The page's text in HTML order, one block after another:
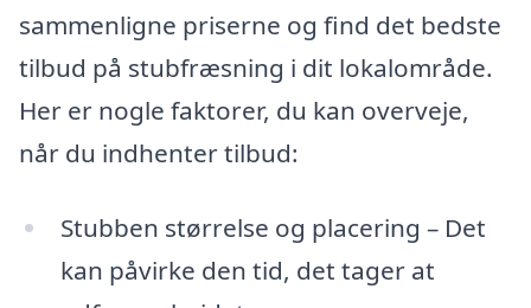
sammenligne priserne og find det bedste
tilbud på stubfræsning i dit lokalområde.
Her er nogle faktorer, du kan overveje,
når du indhenter tilbud:
Stubben størrelse og placering – Det
kan påvirke den tid, det tager at